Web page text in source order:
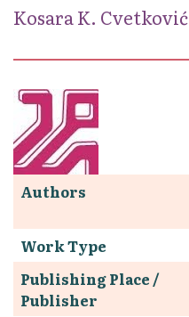
Kosara K. Cvetković
Authors
Work Type
Publishing Place /
Publisher